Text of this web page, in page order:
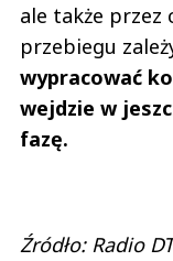
ale także przez
przebiegu
wypracować
wejdzie w
fazę.
Źródło: Radio